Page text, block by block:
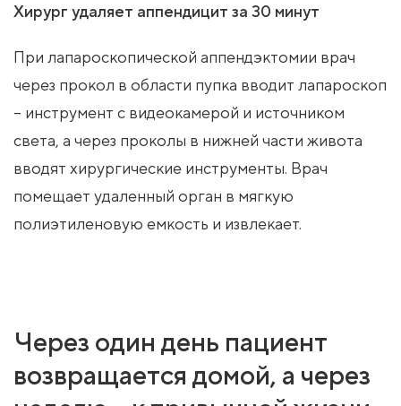
Хирург удаляет аппендицит за 30 минут
При лапароскопической аппендэктомии врач
через прокол в области пупка вводит лапароскоп
– инструмент с видеокамерой и источником
света, а через проколы в нижней части живота
вводят хирургические инструменты. Врач
помещает удаленный орган в мягкую
полиэтиленовую емкость и извлекает.
Через один день пациент
возвращается домой, а через